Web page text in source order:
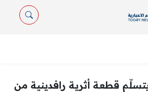
قطعة أثرية رافدينية من